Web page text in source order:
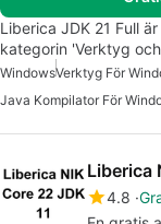
Liberica JDK 21 Full
kategorin 'Verktyg
WindowsVerktyg För
Java Kompilator För
Liberica
4.8